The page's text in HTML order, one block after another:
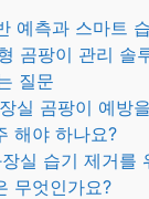
예측과 스마트
곰팡이 관리 솔
질문
실 곰팡이 예방
해야 하나요?
장실 습기 제거를
무엇인가요?